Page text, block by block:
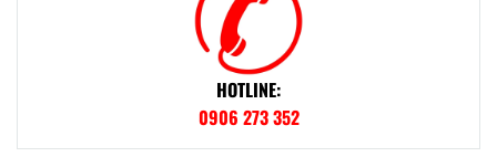
HOTLINE:
0906 273 352